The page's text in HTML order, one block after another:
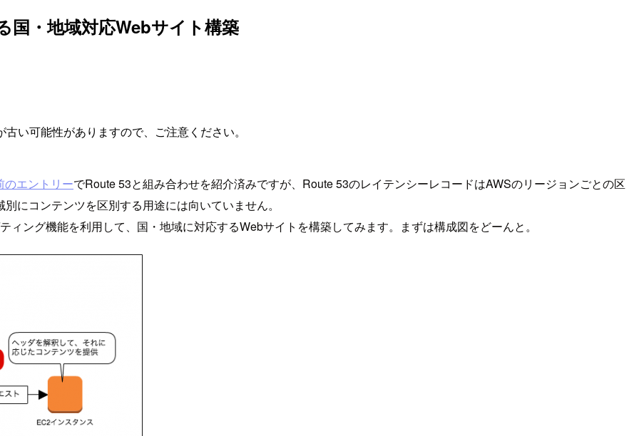
・地域対応Webサイト構築
い可能性がありますので、ご注意ください。
のエントリーでRoute 53と組み合わせを紹介済みですが、Route 53のレイテンシーレコードはAWSのリージョンごとの区
にコンテンツを区別する用途には向いていません。
ング機能を利用して、国・地域に対応するWebサイトを構築してみます。まずは構成図をどーんと。